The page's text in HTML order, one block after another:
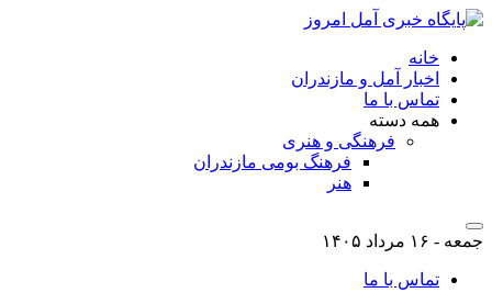
خانه
اخبار آمل و مازندران
تماس با ما
همه دسته
فرهنگی و هنری
فرهنگ بومی مازندران
هنر
جمعه - ۱۶ مرداد ۱۴۰۵
تماس با ما